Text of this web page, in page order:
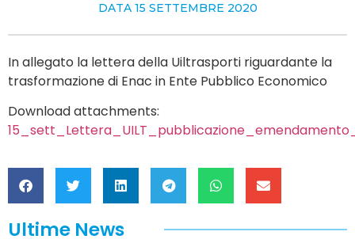
DATA 15 SETTEMBRE 2020
In allegato la lettera della Uiltrasporti riguardante la
trasformazione di Enac in Ente Pubblico Economico
Download attachments:
Ultime News